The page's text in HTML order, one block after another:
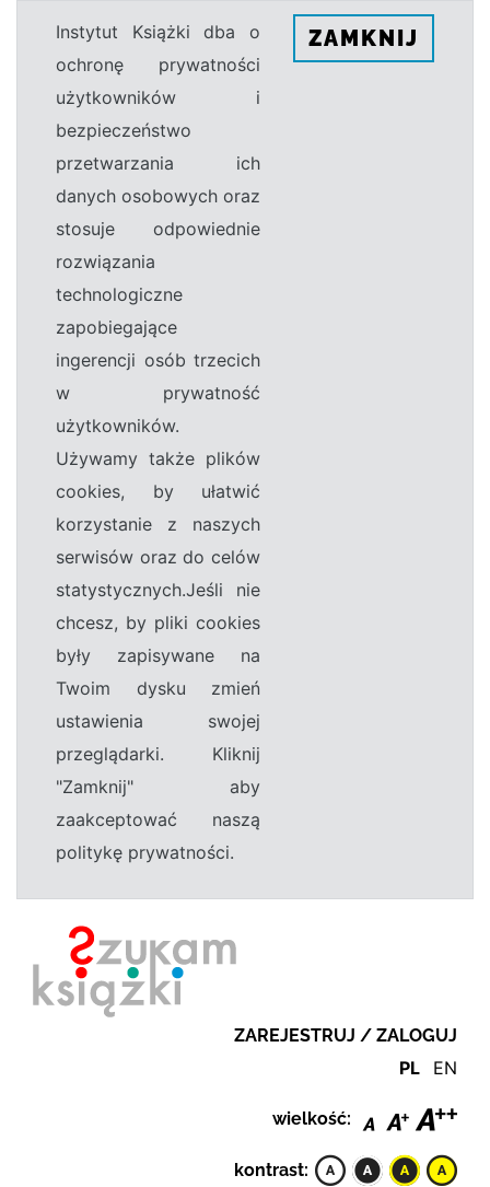
Instytut Książki dba o
ochronę prywatności
użytkowników i
bezpieczeństwo
przetwarzania ich
danych osobowych oraz
stosuje odpowiednie
rozwiązania
technologiczne
zapobiegające
ingerencji osób trzecich
w prywatność
użytkowników.
Używamy także plików
cookies, by ułatwić
korzystanie z naszych
serwisów oraz do celów
statystycznych.Jeśli nie
chcesz, by pliki cookies
były zapisywane na
Twoim dysku zmień
ustawienia swojej
przeglądarki. Kliknij
"Zamknij" aby
zaakceptować naszą
politykę prywatności.
ZAMKNIJ
ZAREJESTRUJ / ZALOGUJ
PL EN
wielkość:
kontrast: